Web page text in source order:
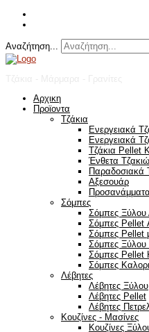
Αναζήτηση...
Αρχικη
Προϊοντα
Τζάκια
Ενεργειακά
Ενεργειακά
Τζάκια Pellet
Ένθετα
Παραδοσιακά
Αξεσουάρ
Σόμπες
Σόμπες Ξύλου
Σόμπες Pellet
Σόμπες Pellet
Σόμπες Ξύλου
Σόμπες Pellet
Σόμπες
Λέβητες
Λέβητες Ξύλου
Λέβητες Pellet
Λέβητες
Κουζίνες - Μασίνες
Κουζίνες